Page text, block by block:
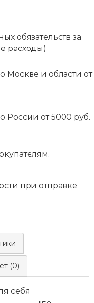
обязательств за
расходы)
Москве и области от
России от 5000 руб.
при отправке
(0)
себя